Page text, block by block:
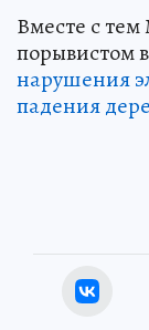
Вместе с
порывистом
нарушения
падения